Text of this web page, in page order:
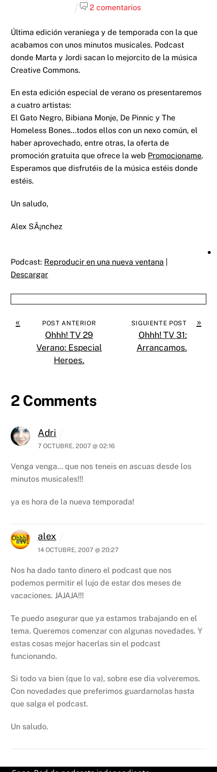
2 comentarios
Última edición veraniega y de temporada con la que
acabamos con unos minutos musicales. Podcast
donde Marta y Jordi sacan lo mejorcito de la música
Creative Commons.
En esta edición especial de verano os presentaremos
a cuatro artistas:
El Gato Negro, Bibiana Monje, De Pinnic y The
Homeless Bones…todos ellos con un nexo común, el
haber aprovechado, entre otras, la oferta de
promoción gratuita que ofrece la web Promocioname.
Esperamos que disfrutéis de la música estéis donde
estéis.
Un saludo,
Alex SÃ¡nchez
Podcast: Reproducir en una nueva ventana
Descargar
« POST ANTERIOR
Ohhh! TV 29
Verano: Especial
Heroes.
»
SIGUIENTE POST
Ohhh! TV 31:
Arrancamos.
2 Comments
Adri
7 OCTUBRE, 2007 @ 02:16
Venga venga… que nos teneis en ascuas desde los
minutos musicales!!!
ya es hora de la nueva temporada!
alex
14 OCTUBRE, 2007 @ 20:27
Nos ha dado tanto dinero el podcast que nos
podemos permitir el lujo de estar dos meses de
vacaciones. JAJAJA!!!
Te puedo asegurar que ya estamos trabajando en el
tema. Queremos comenzar con algunas novedades. Y
estas cosas mejor hacerlas sin el podcast
funcionando.
Si todo va bien (que lo va), sobre ese dia volveremos.
Con novedades que preferimos guardarnolas hasta
que salga el podcast.
Un saludo.